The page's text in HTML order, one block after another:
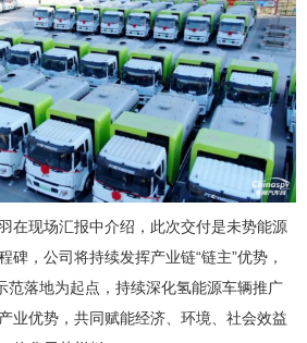
在现场汇报中介绍，此次交付是未势能源
碑，公司将持续发挥产业链“链主”优势，
范落地为起点，持续深化氢能源车辆推广
业优势，共同赋能经济、环境、社会效益